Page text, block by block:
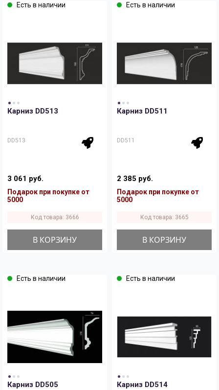
Есть в наличии
Карниз DD513
DD513
3 061 руб.
Подарок при покупке от
5000
Код товара: 3666
В КОРЗИНУ
Есть в наличии
Карниз DD511
DD511
2 385 руб.
Подарок при покупке от
5000
Код товара: 3665
В КОРЗИНУ
Есть в наличии
Карниз DD505
Есть в наличии
Карниз DD514